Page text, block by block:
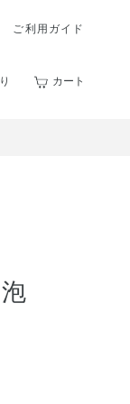
ご利用ガイド
カート